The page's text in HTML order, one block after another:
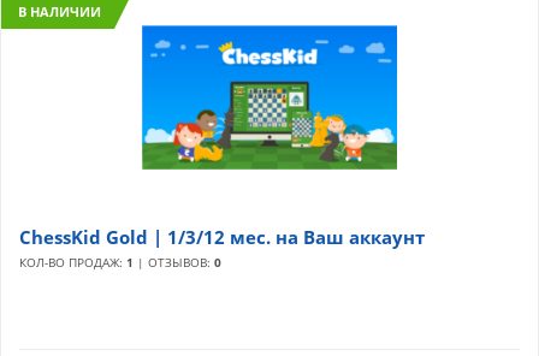
В НАЛИЧИИ
ChessKid Gold | 1/3/12 мес. на Ваш аккаунт
КОЛ-ВО ПРОДАЖ: 1 | ОТЗЫВОВ: 0